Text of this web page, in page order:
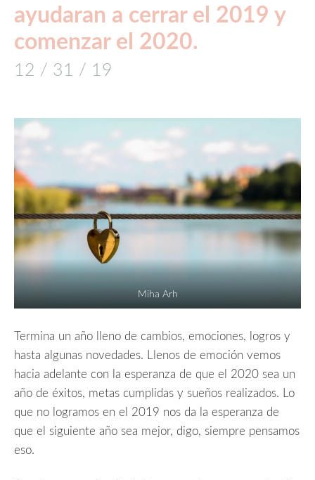
ayudaran a cerrar el 2019 y
comenzar el 2020.
12 / 31 / 19
Miha Arh
Termina un año lleno de cambios, emociones, logros y
hasta algunas novedades. Llenos de emoción vemos
hacia adelante con la esperanza de que el 2020 sea un
año de éxitos, metas cumplidas y sueños realizados. Lo
que no logramos en el 2019 nos da la esperanza de
que el siguiente año sea mejor, digo, siempre pensamos
eso.